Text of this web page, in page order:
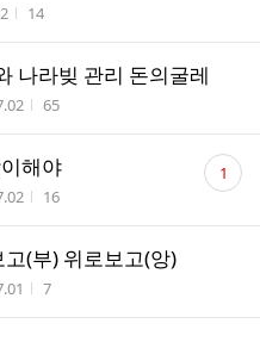
조회수
14
나라빚 관리 돈의굴레
간 조회수
65
해야
간 조회수
16
댓
글 1
(부) 위로보고(앙)
간 조회수
7